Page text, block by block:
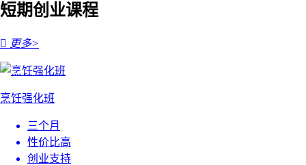
短期创业课程
 更多>
烹饪强化班
三个月
性价比高
创业支持